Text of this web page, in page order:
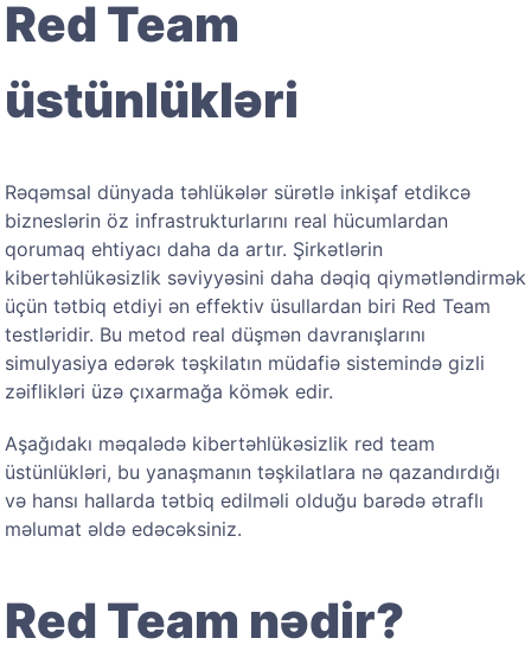
Red Team
üstünlükləri
Rəqəmsal dünyada təhlükələr sürətlə inkişaf etdikcə
bizneslərin öz infrastrukturlarını real hücumlardan
qorumaq ehtiyacı daha da artır. Şirkətlərin
kibertəhlükəsizlik səviyyəsini daha dəqiq qiymətləndirmək
üçün tətbiq etdiyi ən effektiv üsullardan biri Red Team
testləridir. Bu metod real düşmən davranışlarını
simulyasiya edərək təşkilatın müdafiə sistemində gizli
zəiflikləri üzə çıxarmağa kömək edir.
Aşağıdakı məqalədə kibertəhlükəsizlik red team
üstünlükləri, bu yanaşmanın təşkilatlara nə qazandırdığı
və hansı hallarda tətbiq edilməli olduğu barədə ətraflı
məlumat əldə edəcəksiniz.
Red Team nədir?